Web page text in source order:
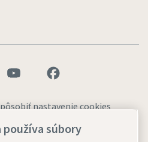
nastavenie cookies
súbory